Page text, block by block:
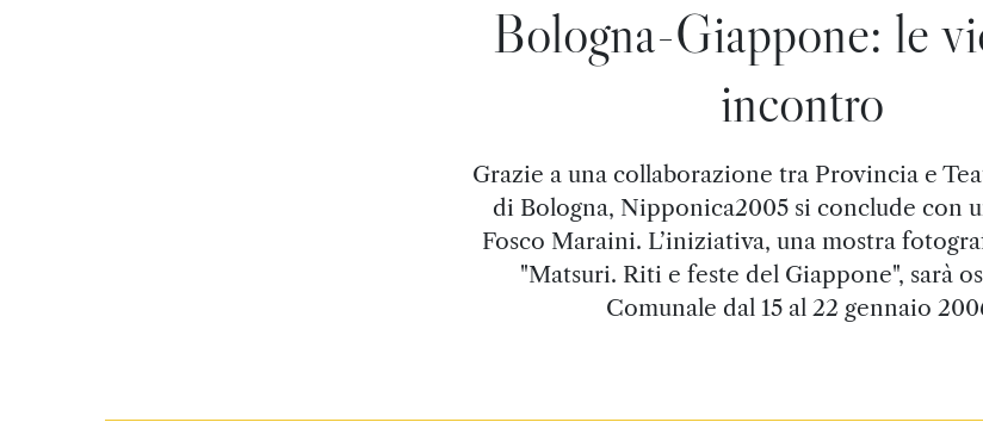
Bologna-Giappone: le
incontro
Grazie a una collaborazione tra Provincia e
di Bologna, Nipponica2005 si conclude con
Fosco Maraini. L’iniziativa, una mostra
"Matsuri. Riti e feste del Giappone", sarà
Comunale dal 15 al 22 gennaio